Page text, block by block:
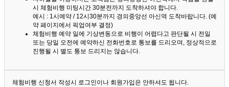
시 체험비행 미팅시간 30분전까지 도착하셔야 합니다.
예시 : 1시예약 / 12시30분까지 경의중앙선 아신역 도착바랍니다. (예
약 페이지에서 픽업여부 결정)
체험비행 예약 일에 기상변동으로 비행이 어렵다고 판단될 시 전일
또는 당일 오전에 예약하신 전화번호로 통보를 드리오며, 정상적으로
진행될 시 별도 통보 드리지는 않습니다.
체험비행 신청서 작성시 로그인이나 회원가입은 안하셔도 됩니다.